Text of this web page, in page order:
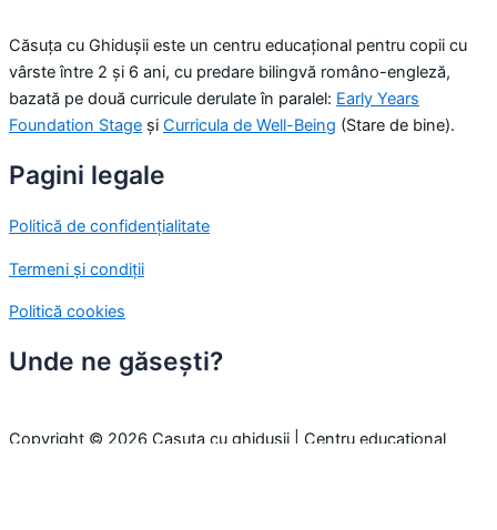
Căsuța cu Ghidușii este un centru educațional pentru copii cu
vârste între 2 și 6 ani, cu predare bilingvă româno-engleză,
bazată pe două curricule derulate în paralel: Early Years
Foundation Stage și Curricula de Well-Being (Stare de bine).
Pagini legale
Politică de confidențialitate
Termeni și condiții
Politică cookies
Unde ne găsești?
Copyright © 2026 Casuta cu ghidusii | Centru educațional